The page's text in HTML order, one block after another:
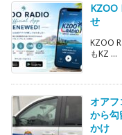
KZOO
せ
KZOO
もKZ ...
オアフ
から
かけ